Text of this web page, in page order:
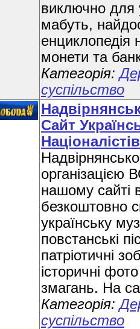
виключно для
мабуть,
енциклопедія
монети та
Категорія:
суспільство
Сайт
Націоналістів
нашому сайті
безкоштовно
українську
повстанські
патріотичні
історичні
змагань. На
Категорія:
суспільство